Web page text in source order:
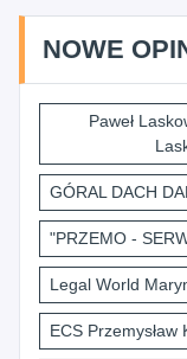
NOWE
Paweł
GÓRAL DACH
"PRZEMO -
Legal World
ECS Przemysław